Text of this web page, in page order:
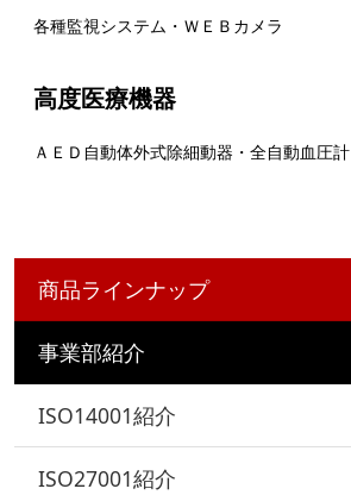
各種監視システム・ＷＥＢカメラ
高度医療機器
ＡＥＤ自動体外式除細動器・全自動血圧計
商品ラインナップ
事業部紹介
ISO14001紹介
ISO27001紹介